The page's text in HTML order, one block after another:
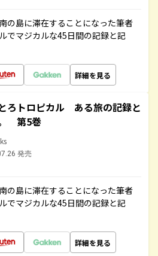
の島に滞在することになった筆者
でマジカルな45日間の記録と記
詳細を見る
ろトロピカル ある旅の記録と
第5巻
発売
の島に滞在することになった筆者
でマジカルな45日間の記録と記
詳細を見る